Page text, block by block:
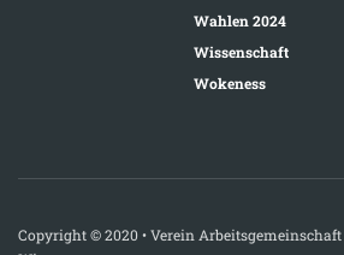
Wahlen 2024
Wissenschaft
Wokeness
Copyright © 2020 • Verein Arbeitsgemeinschaft